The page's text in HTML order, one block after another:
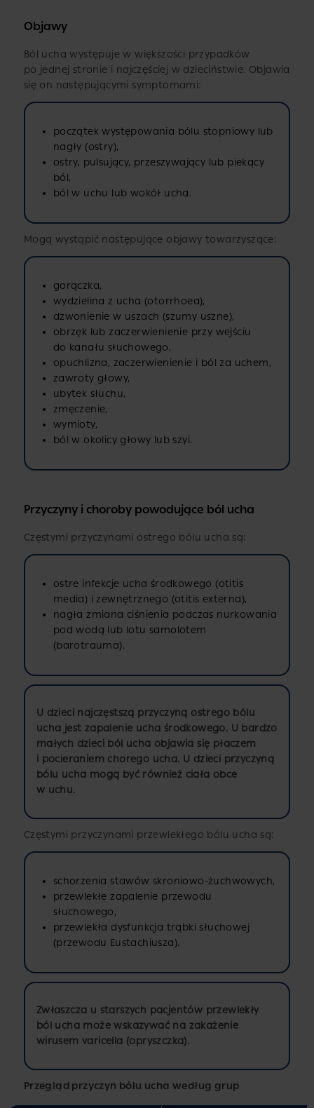
Objawy
Ból ucha występuje w większości przypadków
po jednej stronie i najczęściej w dzieciństwie. Objawia
się on następującymi symptomami:
początek występowania bólu stopniowy lub
nagły (ostry),
ostry, pulsujący, przeszywający lub piekący
ból,
ból w uchu lub wokół ucha.
Mogą wystąpić następujące objawy towarzyszące:
gorączka,
wydzielina z ucha (otorrhoea),
dzwonienie w uszach (szumy uszne),
obrzęk lub zaczerwienienie przy wejściu
do kanału słuchowego,
opuchlizna, zaczerwienienie i ból za uchem,
zawroty głowy,
ubytek słuchu,
zmęczenie,
wymioty,
ból w okolicy głowy lub szyi.
Przyczyny i choroby powodujące ból ucha
Częstymi przyczynami ostrego bólu ucha są:
ostre infekcje ucha środkowego (otitis
media) i zewnętrznego (otitis externa),
nagła zmiana ciśnienia podczas nurkowania
pod wodą lub lotu samolotem
(barotrauma).
U dzieci najczęstszą przyczyną ostrego bólu
ucha jest zapalenie ucha środkowego. U bardzo
małych dzieci ból ucha objawia się płaczem
i pocieraniem chorego ucha. U dzieci przyczyną
bólu ucha mogą być również ciała obce
w uchu.
Częstymi przyczynami przewlekłego bólu ucha są:
schorzenia stawów skroniowo-żuchwowych,
przewlekłe zapalenie przewodu
słuchowego,
przewlekła dysfunkcja trąbki słuchowej
(przewodu Eustachiusza).
Zwłaszcza u starszych pacjentów przewlekły
ból ucha może wskazywać na zakażenie
wirusem varicella (opryszczka).
Przegląd przyczyn bólu ucha według grup